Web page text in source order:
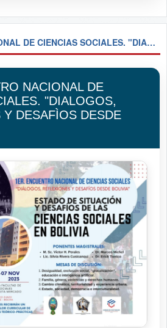
1ER ENCUENTRO NACIONAL DE CIENCIAS SOCIALES. "DIALOGOS, REFLEXIONES Y DESAFÌOS DESDE BOLIVIA
NACIONAL DE
"DIALOGOS,
Y DESAFÌOS DESDE